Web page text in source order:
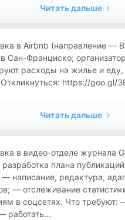
Читать дальше
в Airbnb (направление —
Сан-Франциско;
расходы на жилье и
https://goo.gl/
Читать дальше
в видео-отделе журнала
плана
— написание, редактура,
— отслеживание
в соцсетях. Что требуют:
работать...